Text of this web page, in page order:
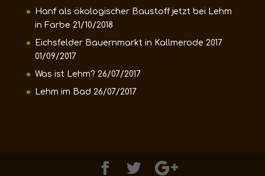
Hanf als ökologischer Baustoff jetzt bei Lehm
in Farbe 21/10/2018
Eichsfelder Bauernmarkt in Kallmerode 2017
01/09/2017
Was ist Lehm? 26/07/2017
Lehm im Bad 26/07/2017